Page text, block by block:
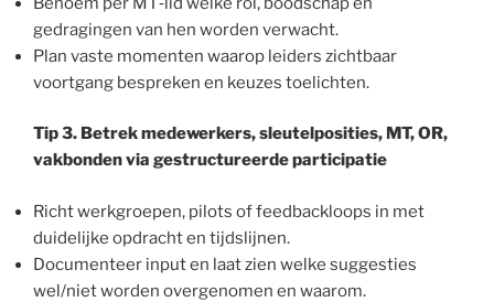
gedragingen van hen worden verwacht.
Plan vaste momenten waarop leiders zichtbaar
voortgang bespreken en keuzes toelichten.
Tip 3. Betrek medewerkers, sleutelposities, MT, OR,
vakbonden via gestructureerde participatie
Richt werkgroepen, pilots of feedbackloops in met
duidelijke opdracht en tijdslijnen.
Documenteer input en laat zien welke suggesties
wel/niet worden overgenomen en waarom.